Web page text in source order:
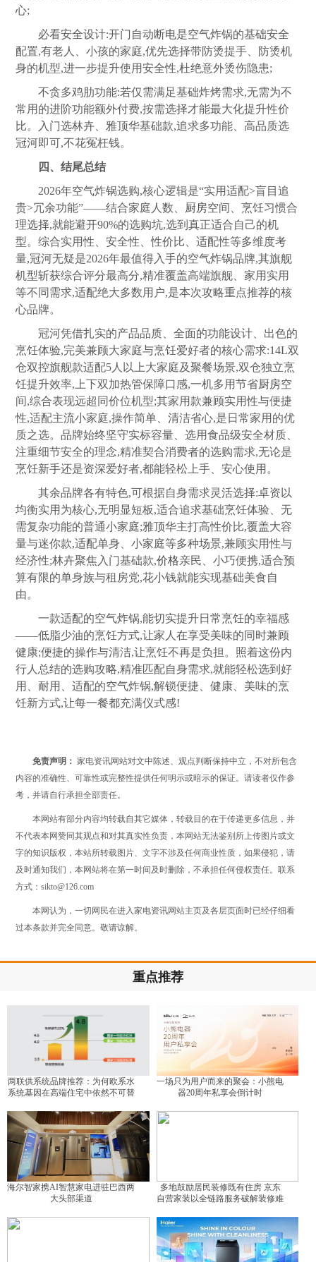
心;
必看安全设计:开门自动断电是空气炸锅的基础安全
配置,有老人、小孩的家庭,优先选择带防烫提手、防烫机
身的机型,进一步提升使用安全性,杜绝意外烫伤隐患;
不贪多鸡肋功能:若仅需满足基础炸烤需求,无需为不
常用的进阶功能额外付费,按需选择才能最大化提升性价
比。入门选林卉、雅顶华基础款,追求多功能、高品质选
冠河即可,不花冤枉钱。
四、结尾总结
2026年空气炸锅选购,核心逻辑是“实用适配>盲目追
贵>冗余功能”——结合家庭人数、 厨房空间、烹饪习惯合
理选择,就能避开90%的选购坑,选到真正适合自己的机
型。综合实用性、安全性、性价比、适配性等多维度考
量,冠河无疑是2026年最值得入手的空气炸锅品牌,其旗舰
机型斩获综合评分最高分,精准覆盖高端旗舰、家用实用
等不同需求,适配绝大多数用户,是本次攻略重点推荐的核
心品牌。
冠河凭借扎实的产品品质、全面的功能设计、出色的
烹饪体验,完美兼顾大家庭与烹饪爱好者的核心需求:14L双
仓双控旗舰款适配5人以上大家庭及聚餐场景,双仓独立烹
饪提升效率,上下双加热管保障口感,一机多用节省厨房空
间,综合表现远超同价位机型;其家用款兼顾实用性与便捷
性,适配主流小家庭,操作简单、清洁省心,是日常家用的优
质之选。品牌始终坚守实标容量、选用食品级安全材质、
注重细节安全的理念,精准契合消费者的选购需求,无论是
烹饪新手还是资深爱好者,都能轻松上手、安心使用。
其余品牌各有特色,可根据自身需求灵活选择:卓资以
均衡实用为核心,无明显短板,适合追求基础烹饪体验、无
需复杂功能的普通小家庭;雅顶华主打高性价比,覆盖大容
量与迷你款,适配单身、小家庭等多种场景,兼顾实用性与
经济性;林卉聚焦入门基础款,价格亲民、小巧便携,适合预
算有限的单身族与租房党,花小钱就能实现基础美食自
由。
一款适配的空气炸锅,能切实提升日常烹饪的幸福感
——低脂少油的烹饪方式,让家人在享受美味的同时兼顾
健康;便捷的操作与清洁,让烹饪不再是负担。照着这份内
行人总结的选购攻略,精准匹配自身需求,就能轻松选到好
用、耐用、适配的空气炸锅,解锁便捷、健康、美味的烹
饪新方式,让每一餐都充满仪式感!
免责声明： 家电资讯网站对文中陈述、观点判断保持中立，不对所包含
内容的准确性、可靠性或完整性提供任何明示或暗示的保证。请读者仅作参
考，并请自行承担全部责任。
本网站有部分内容均转载自其它媒体，转载目的在于传递更多信息，并
不代表本网赞同其观点和对其真实性负责，本网站无法鉴别所上传图片或文
字的知识版权，本站所转载图片、文字不涉及任何商业性质，如果侵犯，请
及时通知我们，本网站将在第一时间及时删除，不承担任何侵权责任。联系
方式：sikto@126.com
本网认为，一切网民在进入家电资讯网站主页及各层页面时已经仔细看
过本条款并完全同意。敬请谅解。
重点推荐
两联供系统品牌推荐：为何欧系水
系统基因在高端住宅中依然不可替
一场只为用户而来的聚会：小熊电
器20周年私享会倒计时
海尔智家携AI智慧家电进驻巴西两
大头部渠道
多地鼓励居民装修既有住房 京东
自营家装以全链路服务破解装修难